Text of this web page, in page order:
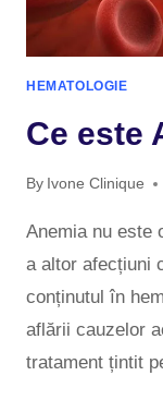
HEMATOLOGIE
Ce este
By Ivone Clinique
Anemia nu este
a altor afecțiuni
conținutul în
aflării cauzelor
tratament țintit